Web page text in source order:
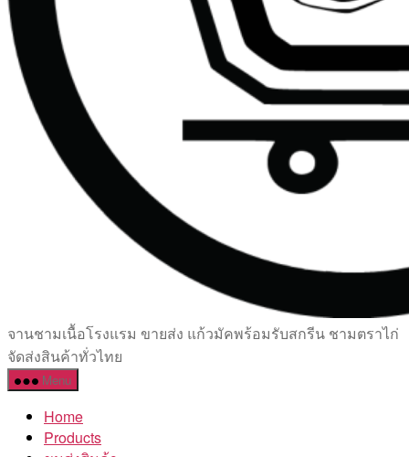
เซรามิค
ครบ
ครัน
โรงงาน
จานชามเนื้อโรงแรม ขายส่ง แก้วมัคพร้อมรับสกรีน ชามตราไก่
จัดส่งสินค้าทั่วไทย
Menu
Home
Products